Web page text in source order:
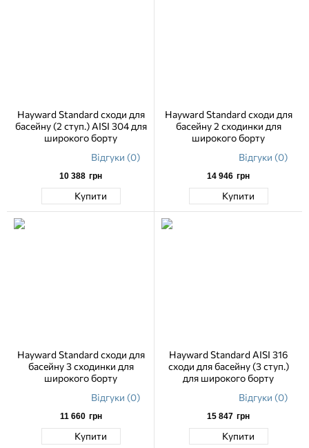
Hayward Standard сходи для
басейну (2 ступ.) AISI 304 для
широкого борту
Відгуки (0)
10 388 грн
Купити
Hayward Standard сходи для
басейну 2 сходинки для
широкого борту
Відгуки (0)
14 946 грн
Купити
Hayward Standard сходи для
басейну 3 сходинки для
широкого борту
Відгуки (0)
11 660 грн
Купити
Hayward Standard AISI 316
сходи для басейну (3 ступ.)
для широкого борту
Відгуки (0)
15 847 грн
Купити